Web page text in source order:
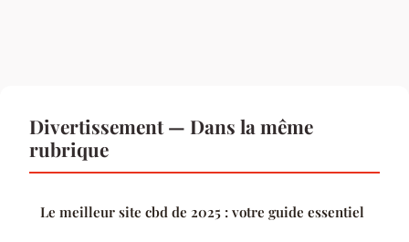
Divertissement — Dans la même
rubrique
Le meilleur site cbd de 2025 : votre guide essentiel